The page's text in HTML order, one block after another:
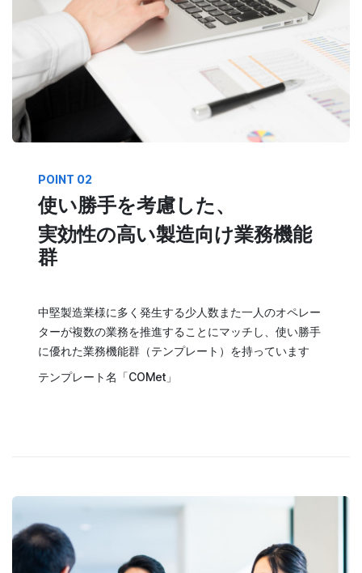
POINT 02
使い勝手を考慮した、
実効性の高い製造向け業務機能
群
中堅製造業様に多く発生する少人数また一人のオペレー
ターが複数の業務を推進することにマッチし、使い勝手
に優れた業務機能群（テンプレート）を持っています
テンプレート名「COMet」